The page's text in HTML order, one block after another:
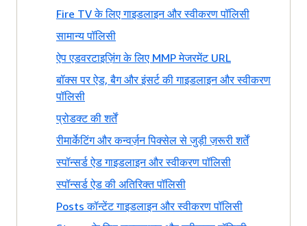
Fire TV के लिए गाइडलाइन और स्वीकरण पॉलिसी
सामान्य पॉलिसी
ऐप एडवरटाइज़िंग के लिए MMP मेजरमेंट URL
बॉक्स पर ऐड, बैग और इंसर्ट की गाइडलाइन और स्वीकरण
पॉलिसी
प्रोडक्ट की शर्तें
रीमार्केटिंग और कन्वर्ज़न पिक्सेल से जुड़ी ज़रूरी शर्तें
स्पॉन्सर्ड ऐड गाइडलाइन और स्वीकरण पॉलिसी
स्पॉन्सर्ड ऐड की अतिरिक्त पॉलिसी
Posts कॉन्टेंट गाइडलाइन और स्वीकरण पॉलिसी